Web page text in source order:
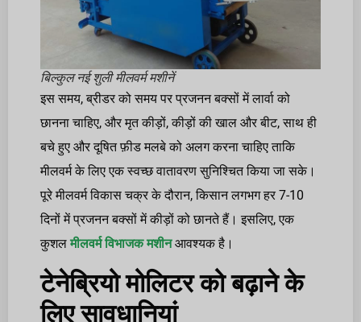
बिल्कुल नई शुली मीलवर्म मशीनें
इस समय, ब्रीडर को समय पर प्रजनन बक्सों में लार्वा को
छानना चाहिए, और मृत कीड़ों, कीड़ों की खाल और बीट, साथ ही
बचे हुए और दूषित फ़ीड मलबे को अलग करना चाहिए ताकि
मीलवर्म के लिए एक स्वच्छ वातावरण सुनिश्चित किया जा सके।
पूरे मीलवर्म विकास चक्र के दौरान, किसान लगभग हर 7-10
दिनों में प्रजनन बक्सों में कीड़ों को छानते हैं। इसलिए, एक
कुशलमीलवर्म विभाजक मशीनआवश्यक है।
टेनेब्रियो मोलिटर को बढ़ाने के
लिए सावधानियां